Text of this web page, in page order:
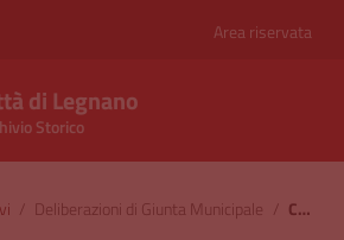
Area riservata
navigazione
di Legnano
Storico
/ Deliberazioni di Giunta Municipale / Compenso a Scossiroli Giuseppa